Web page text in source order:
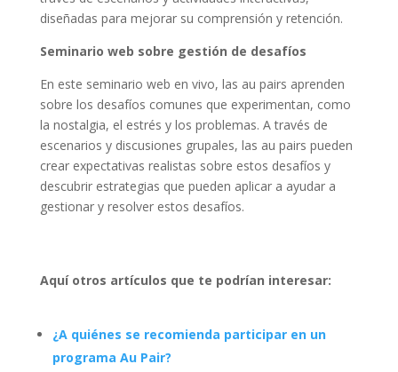
diseñadas para mejorar su comprensión y retención.
Seminario web sobre gestión de desafíos
En este seminario web en vivo, las au pairs aprenden
sobre los desafíos comunes que experimentan, como
la nostalgia, el estrés y los problemas. A través de
escenarios y discusiones grupales, las au pairs pueden
crear expectativas realistas sobre estos desafíos y
descubrir estrategias que pueden aplicar a ayudar a
gestionar y resolver estos desafíos.
Aquí otros artículos que te podrían interesar:
¿A quiénes se recomienda participar en un
programa Au Pair?